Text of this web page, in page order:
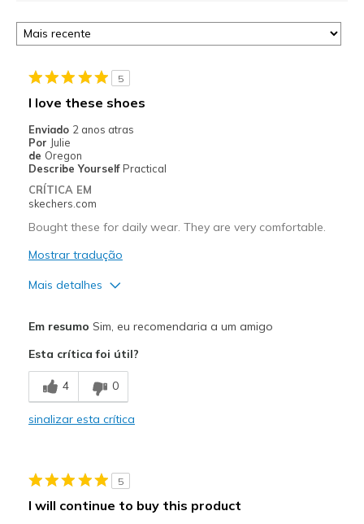
5
I love these shoes
Enviado 2 anos atras
Por Julie
de Oregon
Describe Yourself Practical
CRÍTICA EM
skechers.com
Bought these for daily wear. They are very comfortable.
Mostrar tradução
Mais detalhes
Breathe Well
Comfortable
Melhores utilizações
Em resumo Sim, eu recomendaria a um amigo
Esta crítica foi útil?
4 0
sinalizar esta crítica
5
I will continue to buy this product